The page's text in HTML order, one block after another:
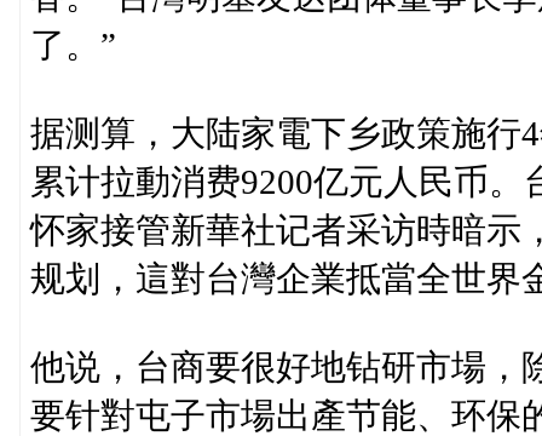
了。”
据测算，大陆家電下乡政策施行
累计拉動消费9200亿元人民币
怀家接管新華社记者采访時暗示
规划，這對台灣企業抵當全世界
他说，台商要很好地钻研市場，
要针對屯子市場出產节能、环保